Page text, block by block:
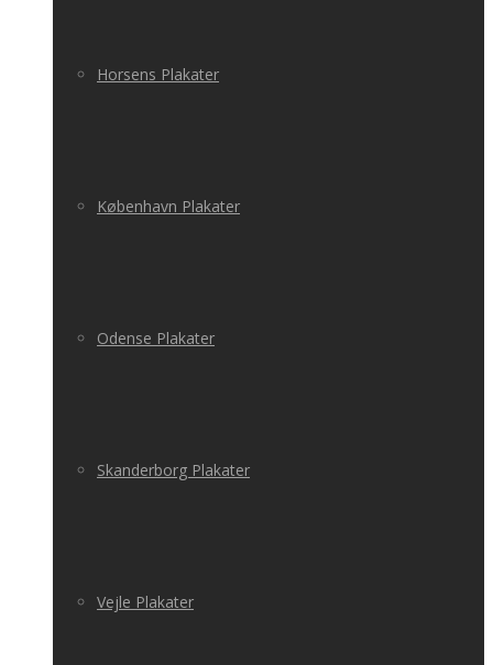
Horsens Plakater
København Plakater
Odense Plakater
Skanderborg Plakater
Vejle Plakater